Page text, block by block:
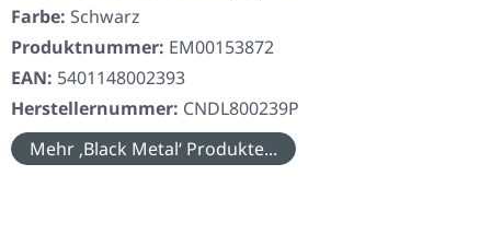
Farbe: Schwarz
Produktnummer: EM00153872
EAN: 5401148002393
Herstellernummer: CNDL800239P
Mehr ‚Black Metal‘ Produkte...